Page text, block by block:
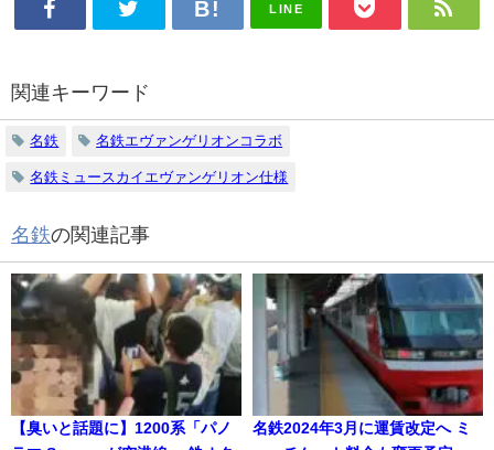
LINE
関連キーワード
名鉄 名鉄エヴァンゲリオンコラボ
名鉄ミュースカイエヴァンゲリオン仕様
名鉄の関連記事
【臭いと話題に】1200系「パノ
名鉄2024年3月に運賃改定へ ミ